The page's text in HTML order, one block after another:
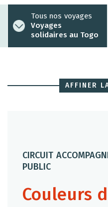
Tous nos voyages
Voyages
solidaires au Togo
AFFINER
CIRCUIT
PUBLIC
Couleurs